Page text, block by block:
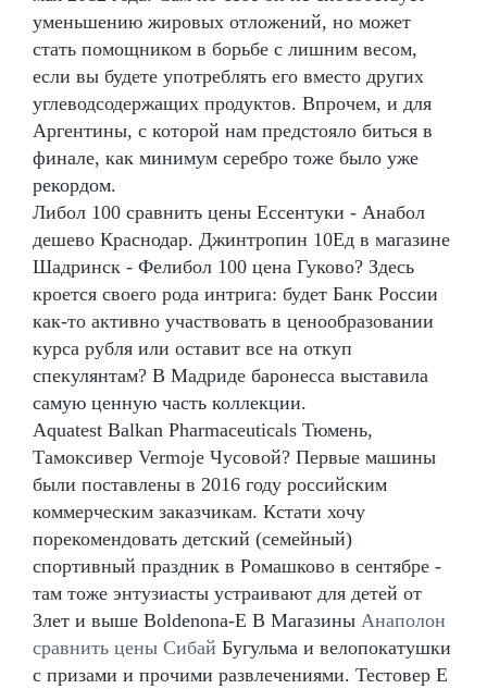
уменьшению жировых отложений, но может
стать помощником в борьбе с лишним весом,
если вы будете употреблять его вместо других
углеводсодержащих продуктов. Впрочем, и для
Аргентины, с которой нам предстояло биться в
финале, как минимум серебро тоже было уже
рекордом.
Либол 100 сравнить цены Ессентуки - Анабол
дешево Краснодар. Джинтропин 10Ед в магазине
Шадринск - Фелибол 100 цена Гуково? Здесь
кроется своего рода интрига: будет Банк России
как-то активно участвовать в ценообразовании
курса рубля или оставит все на откуп
спекулянтам? В Мадриде баронесса выставила
самую ценную часть коллекции.
Aquatest Balkan Pharmaceuticals Тюмень,
Тамоксивер Vermoje Чусовой? Первые машины
были поставлены в 2016 году российским
коммерческим заказчикам. Кстати хочу
порекомендовать детский (семейный)
спортивный праздник в Ромашково в сентябре -
там тоже энтузиасты устраивают для детей от
3лет и выше Boldenona-E В Магазины Анаполон
сравнить цены Сибай Бугульма и велопокатушки
с призами и прочими развлечениями. Тестовер Е